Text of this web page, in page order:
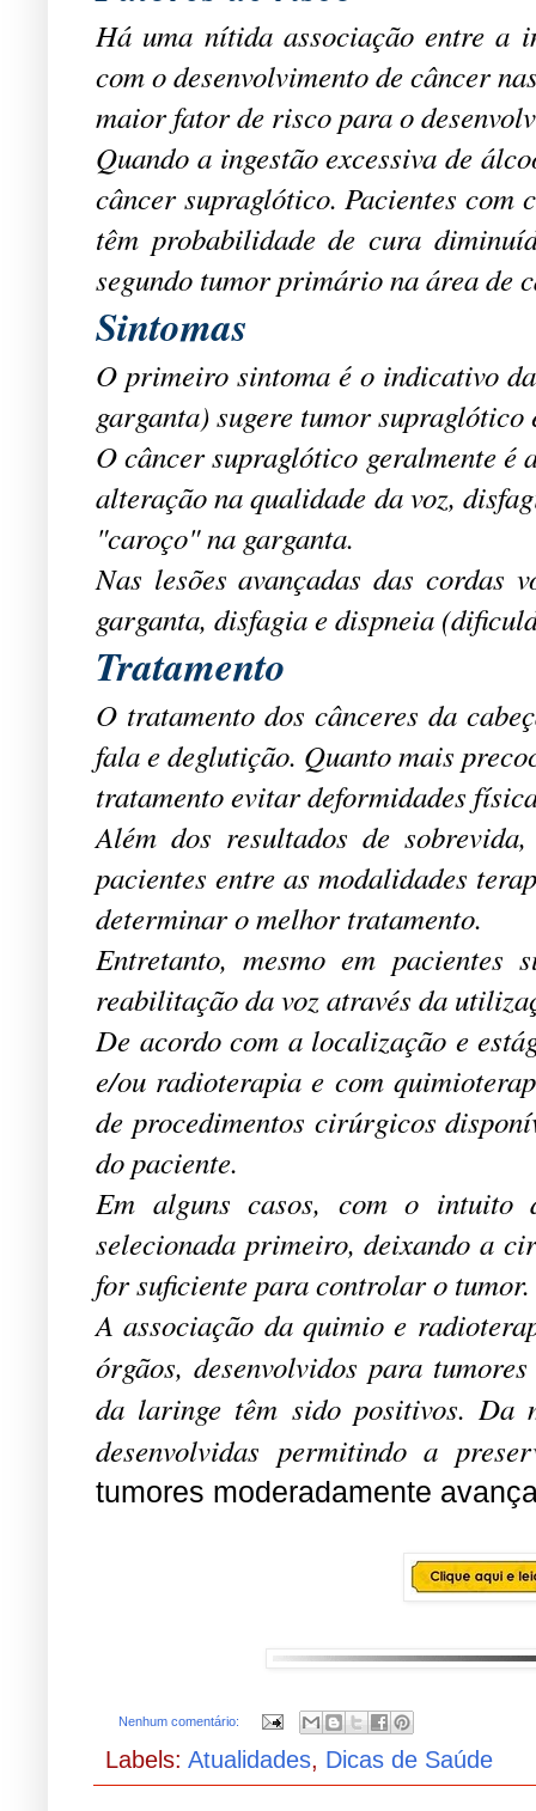
Há uma nítida associação entre a
com o desenvolvimento de câncer
maior fator de risco para o
Quando a ingestão excessiva de
câncer supraglótico. Pacientes com
têm probabilidade de cura
segundo tumor primário na área de
Sintomas
O primeiro sintoma é o indicativo
garganta) sugere tumor
O câncer supraglótico geralmente é
alteração na qualidade da voz,
"caroço" na garganta.
Nas lesões avançadas das cordas
garganta, disfagia e dispneia
Tratamento
O tratamento dos cânceres da
fala e deglutição. Quanto mais
tratamento evitar deformidades
Além dos resultados de
pacientes entre as modalidades
determinar o melhor tratamento.
Entretanto, mesmo em
reabilitação da voz através da
De acordo com a localização e
e/ou radioterapia e com
de procedimentos cirúrgicos
do paciente.
Em alguns casos, com o intuito
selecionada primeiro, deixando a
for suficiente para controlar o tumor.
A associação da quimio e
órgãos, desenvolvidos para
da laringe têm sido positivos. Da
desenvolvidas permitindo a
tumores moderadamente
Nenhum comentário:
Labels: Atualidades, Dicas de Saúde